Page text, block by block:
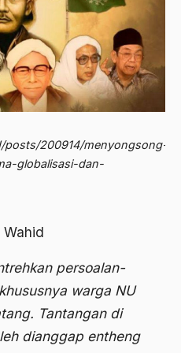
200914/menyongsong-
globalisasi-dan-
persoalan-
warga NU
Tantangan di
dianggap entheng